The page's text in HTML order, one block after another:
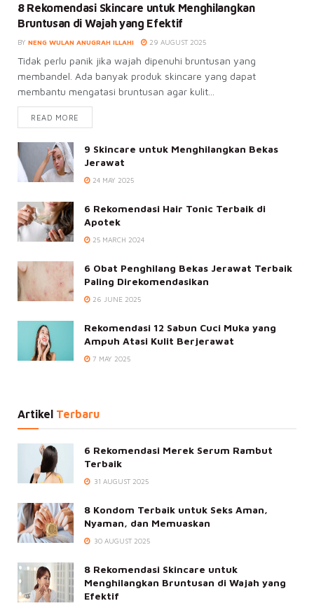
8 Rekomendasi Skincare untuk Menghilangkan
Bruntusan di Wajah yang Efektif
BY NENG WULAN ANUGRAH ILLAHI 29 AUGUST 2025
Tidak perlu panik jika wajah dipenuhi bruntusan yang
membandel. Ada banyak produk skincare yang dapat
membantu mengatasi bruntusan agar kulit...
READ MORE
9 Skincare untuk Menghilangkan Bekas
Jerawat
24 MAY 2025
6 Rekomendasi Hair Tonic Terbaik di
Apotek
25 MARCH 2024
6 Obat Penghilang Bekas Jerawat Terbaik
Paling Direkomendasikan
26 JUNE 2025
Rekomendasi 12 Sabun Cuci Muka yang
Ampuh Atasi Kulit Berjerawat
7 MAY 2025
Artikel Terbaru
6 Rekomendasi Merek Serum Rambut
Terbaik
31 AUGUST 2025
8 Kondom Terbaik untuk Seks Aman,
Nyaman, dan Memuaskan
30 AUGUST 2025
8 Rekomendasi Skincare untuk
Menghilangkan Bruntusan di Wajah yang
Efektif